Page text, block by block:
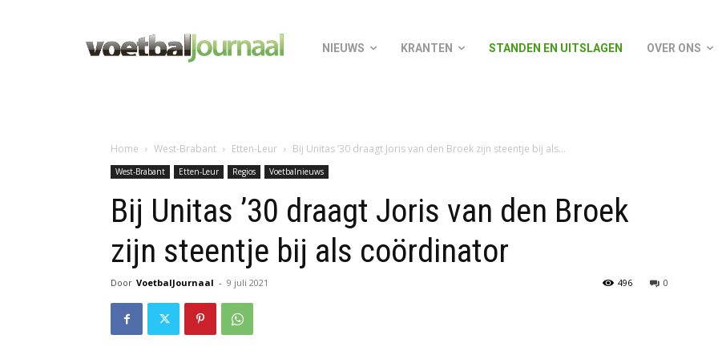
NIEUWS KRANTEN STANDEN EN UITSLAGEN OVER ONS
Home West-Brabant Etten-Leur Bij Unitas ’30 draagt Joris van den Broek zijn steentje bij als...
West-Brabant Etten-Leur Regios Voetbalnieuws
Bij Unitas ’30 draagt Joris van den Broek
zijn steentje bij als coördinator
Door VoetbalJournaal - 9 juli 2021 0
496